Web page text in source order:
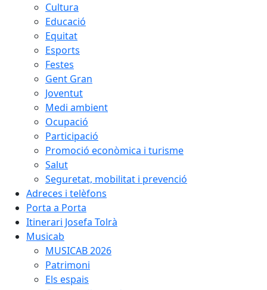
Cultura
Educació
Equitat
Esports
Festes
Gent Gran
Joventut
Medi ambient
Ocupació
Participació
Promoció econòmica i turisme
Salut
Seguretat, mobilitat i prevenció
Adreces i telèfons
Porta a Porta
Itinerari Josefa Tolrà
Musicab
MUSICAB 2026
Patrimoni
Els espais